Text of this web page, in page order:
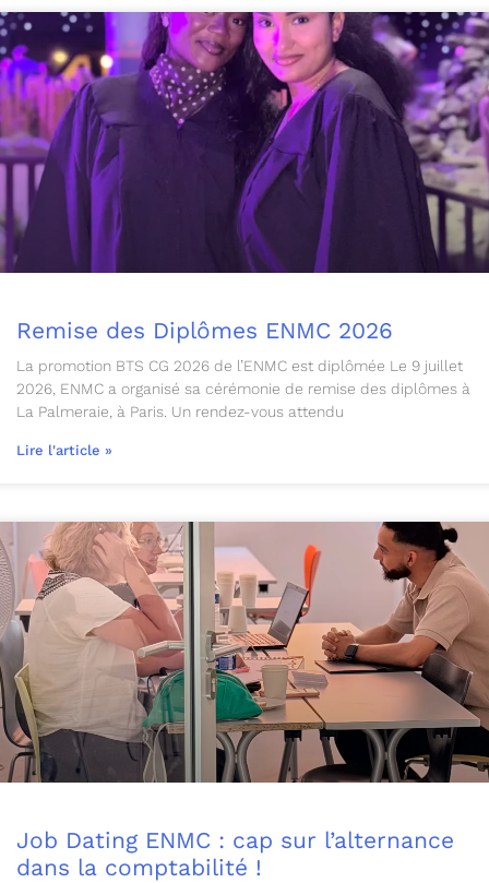
Remise des Diplômes ENMC 2026
La promotion BTS CG 2026 de l’ENMC est diplômée Le 9 juillet
2026, ENMC a organisé sa cérémonie de remise des diplômes à
La Palmeraie, à Paris. Un rendez-vous attendu
Lire l'article »
Job Dating ENMC : cap sur l’alternance
dans la comptabilité !